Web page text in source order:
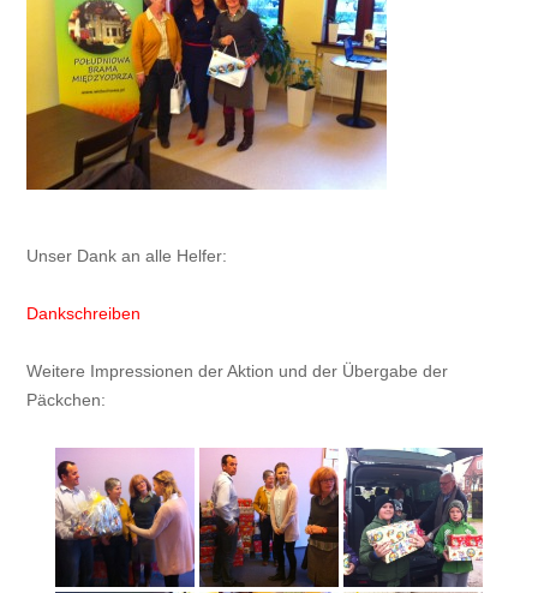
Unser Dank an alle Helfer:
Dankschreiben
Weitere Impressionen der Aktion und der Übergabe der
Päckchen: